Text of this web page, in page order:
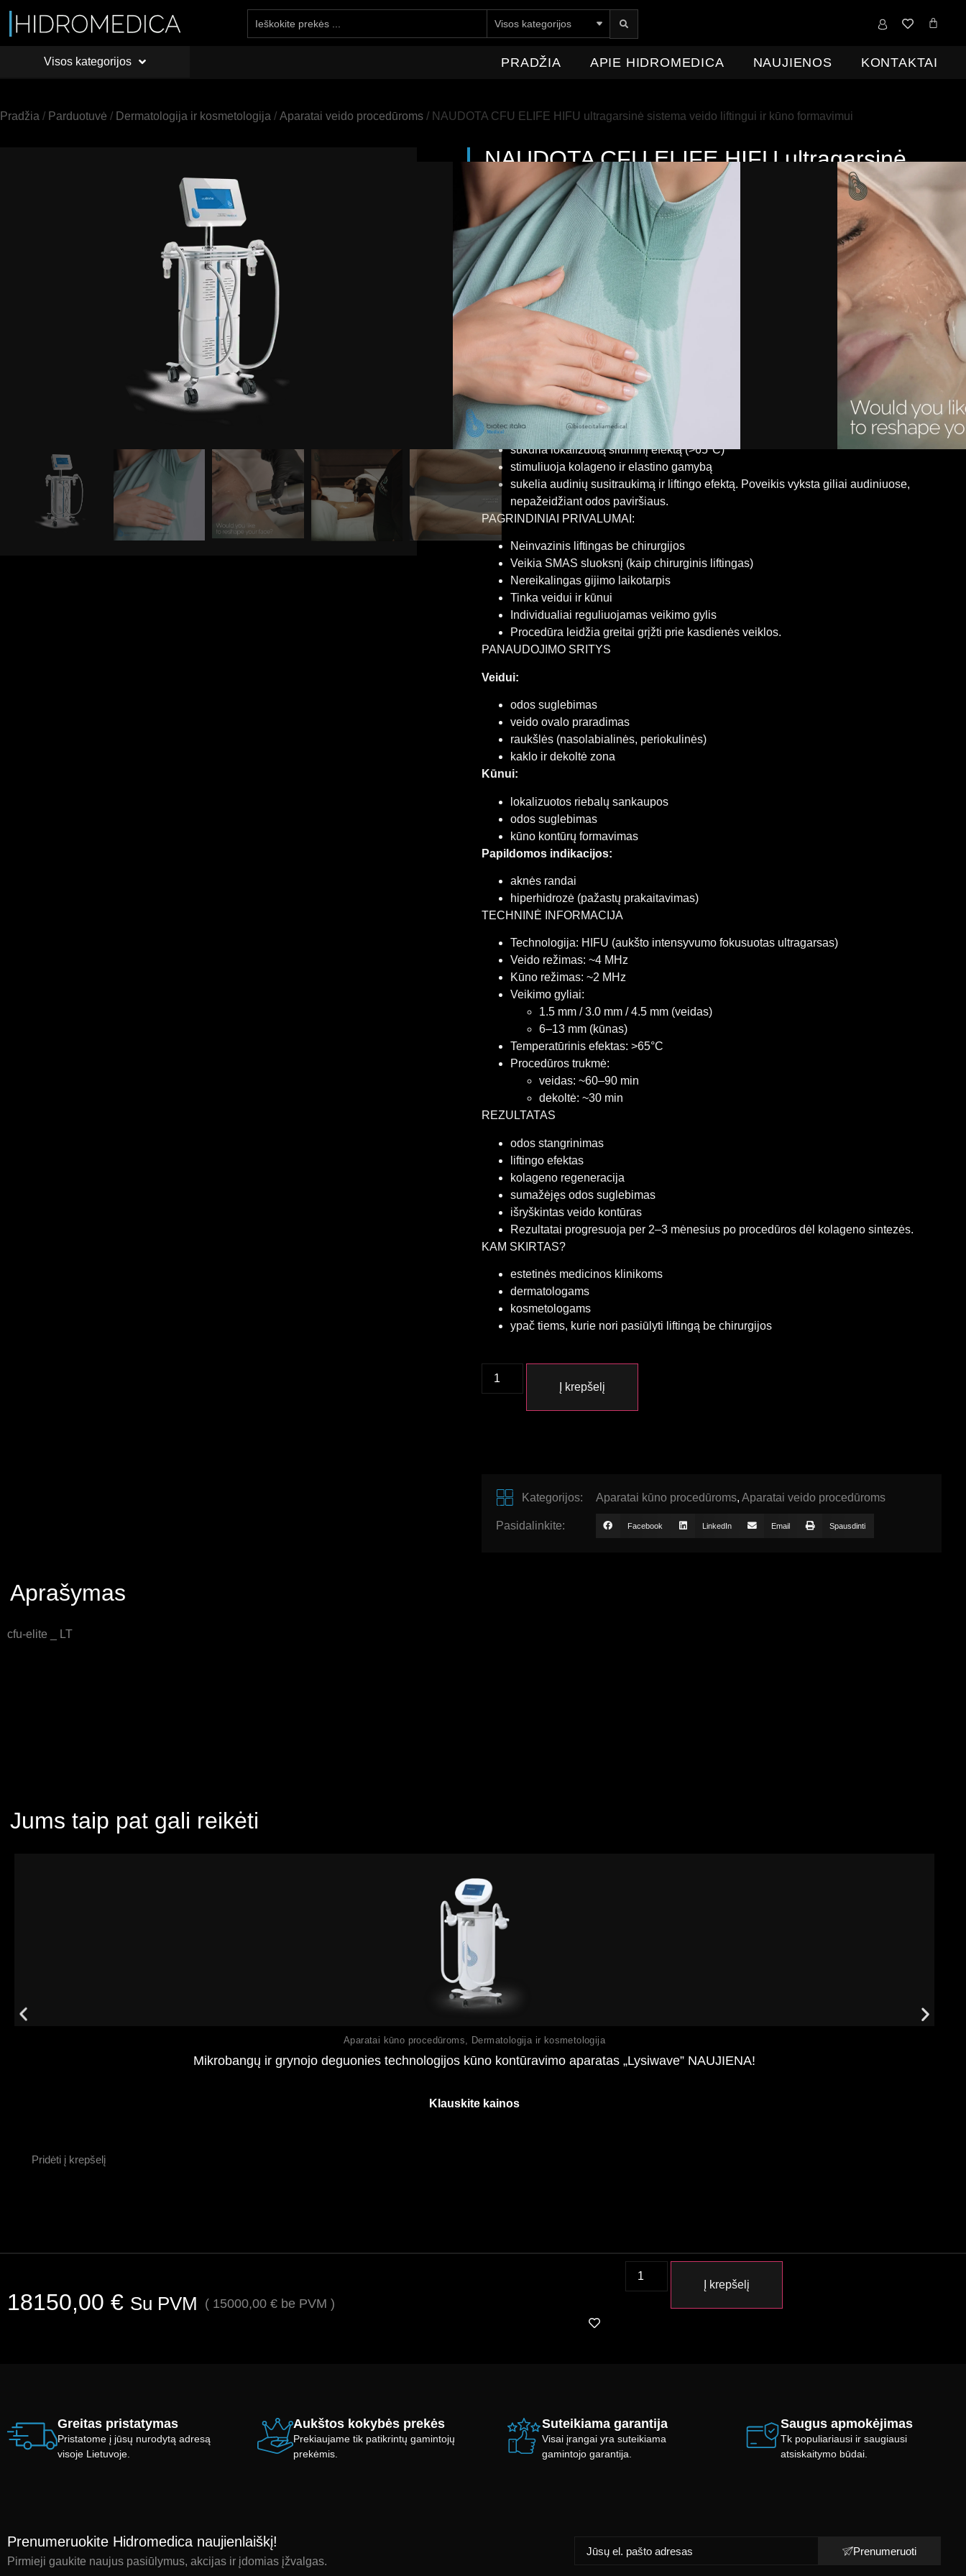
Visos kategorijos PRADŽIA APIE HIDROMEDICA KONTAKTAI 0,00
Visos kategorijos PRADŽIA APIE HIDROMEDICA NAUJIENOS KONTAKTAI
Pradžia / Parduotuvė / Dermatologija ir kosmetologija / Aparatai veido procedūroms / NAUDOTA CFU ELIFE HIFU ultragarsinė sistema veido liftingui ir kūno formavimui
NAUDOTA CFU ELIFE HIFU ultragarsinė
sistema veido liftingui ir kūno formavimui
18150,00€ Su PVM (15000,00
NAUDOTA CFU ÈLIFE
– tai pažangi neinvazinė HIFU (High Intensity Focused
Ultrasound) technologija, skirta:
odos stangrinimui ir liftingui
raukšlių mažinimui
kūno kontūrų formavimui ir riebalų mažinimui
Sistema veikia giliausius odos sluoksnius (įskaitant SMAS), skatindama natūralią
kolageno regeneraciją be chirurginės intervencijos.
KAIP VEIKIA?
CFU ÈLIFE naudoja fokusuotą ultragarsą, kuris:
sukuria lokalizuotą šiluminį efektą (>65°C)
stimuliuoja kolageno ir elastino gamybą
sukelia audinių susitraukimą ir liftingo efektą. Poveikis vyksta giliai audiniuose,
nepažeidžiant odos paviršiaus.
PAGRINDINIAI PRIVALUMAI:
Neinvazinis liftingas be chirurgijos
Veikia SMAS sluoksnį (kaip chirurginis liftingas)
Nereikalingas gijimo laikotarpis
Tinka veidui ir kūnui
Individualiai reguliuojamas veikimo gylis
Procedūra leidžia greitai grįžti prie kasdienės veiklos.
PANAUDOJIMO SRITYS
Veidui:
odos suglebimas
veido ovalo praradimas
raukšlės (nasolabialinės, periokulinės)
kaklo ir dekoltė zona
Kūnui:
lokalizuotos riebalų sankaupos
odos suglebimas
kūno kontūrų formavimas
Papildomos indikacijos:
aknės randai
hiperhidrozė (pažastų prakaitavimas)
TECHNINĖ INFORMACIJA
Technologija: HIFU (aukšto intensyvumo fokusuotas ultragarsas)
Veido režimas: ~4 MHz
Kūno režimas: ~2 MHz
Veikimo gyliai:
1.5 mm / 3.0 mm / 4.5 mm (veidas)
6–13 mm (kūnas)
Temperatūrinis efektas: >65°C
Procedūros trukmė:
veidas: ~60–90 min
dekoltė: ~30 min
REZULTATAS
odos stangrinimas
liftingo efektas
kolageno regeneracija
sumažėjęs odos suglebimas
išryškintas veido kontūras
Rezultatai progresuoja per 2–3 mėnesius po procedūros dėl kolageno sintezės.
KAM SKIRTAS?
estetinės medicinos klinikoms
dermatologams
kosmetologams
ypač tiems, kurie nori pasiūlyti liftingą be chirurgijos
Į krepšelį
Kategorijos: Aparatai kūno procedūroms, Aparatai veido procedūroms
Pasidalinkite: Facebook LinkedIn Email Spausdinti
Aprašymas
cfu-elite _ LT
Jums taip pat gali reikėti
Aparatai kūno procedūroms, Dermatologija ir kosmetologija
Mikrobangų ir grynojo deguonies technologijos kūno kontūravimo aparatas „Lysiwave” NAUJIENA!
Klauskite kainos
Pridėti į krepšelį
18150,00 € Su PVM ( 15000,00 € be PVM )
Į krepšelį
Greitas pristatymas
Pristatome į jūsų nurodytą adresą
visoje Lietuvoje.
Aukštos kokybės prekės
Prekiaujame tik patikrintų gamintojų
prekėmis.
Suteikiama garantija
Visai įrangai yra suteikiama
gamintojo garantija.
Saugus apmokėjimas
Tk populiariausi ir saugiausi
atsiskaitymo būdai.
Prenumeruokite Hidromedica naujienlaiškį!
Pirmieji gaukite naujus pasiūlymus, akcijas ir įdomias įžvalgas.
Prenumeruoti